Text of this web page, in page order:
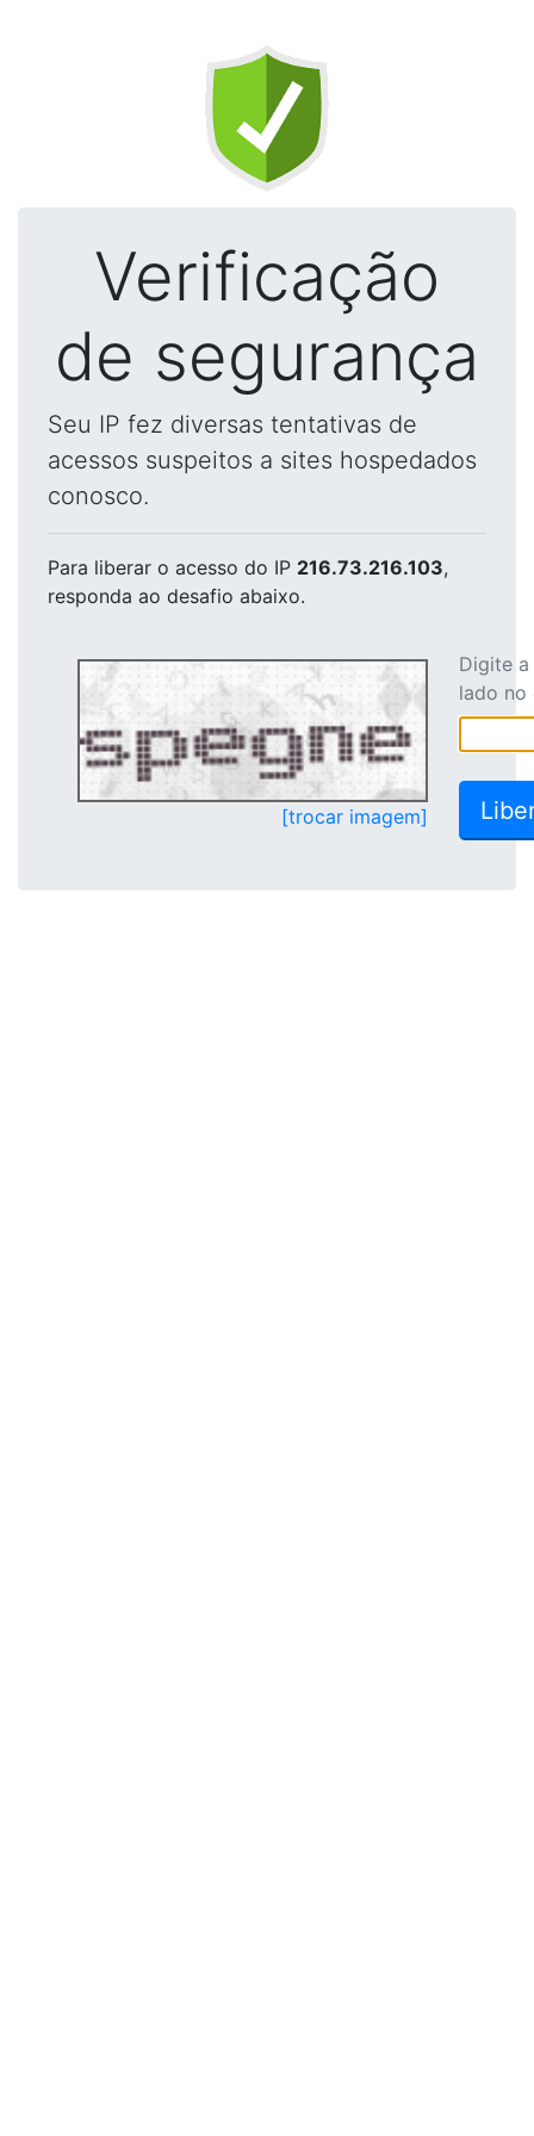
Verificação
de segurança
Seu IP fez diversas tentativas de
acessos suspeitos a sites hospedados
conosco.
Para liberar o acesso do IP 216.73.216.103,
responda ao desafio abaixo.
[trocar imagem]
Digite
lado no